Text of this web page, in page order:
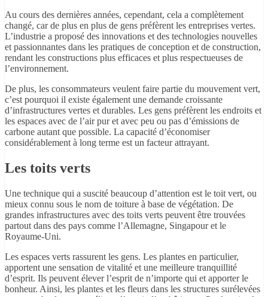
Au cours des dernières années, cependant, cela a complètement
changé, car de plus en plus de gens préfèrent les entreprises vertes.
L’industrie a proposé des innovations et des technologies nouvelles
et passionnantes dans les pratiques de conception et de construction,
rendant les constructions plus efficaces et plus respectueuses de
l’environnement.
De plus, les consommateurs veulent faire partie du mouvement vert,
c’est pourquoi il existe également une demande croissante
d’infrastructures vertes et durables. Les gens préfèrent les endroits et
les espaces avec de l’air pur et avec peu ou pas d’émissions de
carbone autant que possible. La capacité d’économiser
considérablement à long terme est un facteur attrayant.
Les toits verts
Une technique qui a suscité beaucoup d’attention est le toit vert, ou
mieux connu sous le nom de toiture à base de végétation. De
grandes infrastructures avec des toits verts peuvent être trouvées
partout dans des pays comme l’Allemagne, Singapour et le
Royaume-Uni.
Les espaces verts rassurent les gens. Les plantes en particulier,
apportent une sensation de vitalité et une meilleure tranquillité
d’esprit. Ils peuvent élever l’esprit de n’importe qui et apporter le
bonheur. Ainsi, les plantes et les fleurs dans les structures surélevées